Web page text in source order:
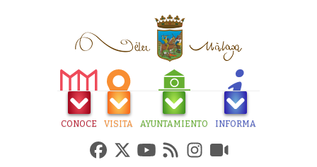
CONOCE VISITA AYUNTAMIENTO INFORMA